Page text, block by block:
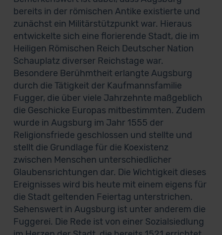
bereits in der römischen Antike existierte und
zunächst ein Militärstützpunkt war. Hieraus
entwickelte sich eine florierende Stadt, die im
Heiligen Römischen Reich Deutscher Nation
Schauplatz diverser Reichstage war.
Besondere Berühmtheit erlangte Augsburg
durch die Tätigkeit der Kaufmannsfamilie
Fugger, die über viele Jahrzehnte maßgeblich
die Geschicke Europas mitbestimmten. Zudem
wurde in Augsburg im Jahr 1555 der
Religionsfriede geschlossen und stellte und
stellt die Grundlage für die Koexistenz
zwischen Menschen unterschiedlicher
Glaubensrichtungen dar. Die Wichtigkeit dieses
Ereignisses wird bis heute mit einem eigens für
die Stadt geltenden Feiertag unterstrichen.
Sehenswert in Augsburg ist unter anderem die
Fuggerei. Die Rede ist von einer Sozialsiedlung